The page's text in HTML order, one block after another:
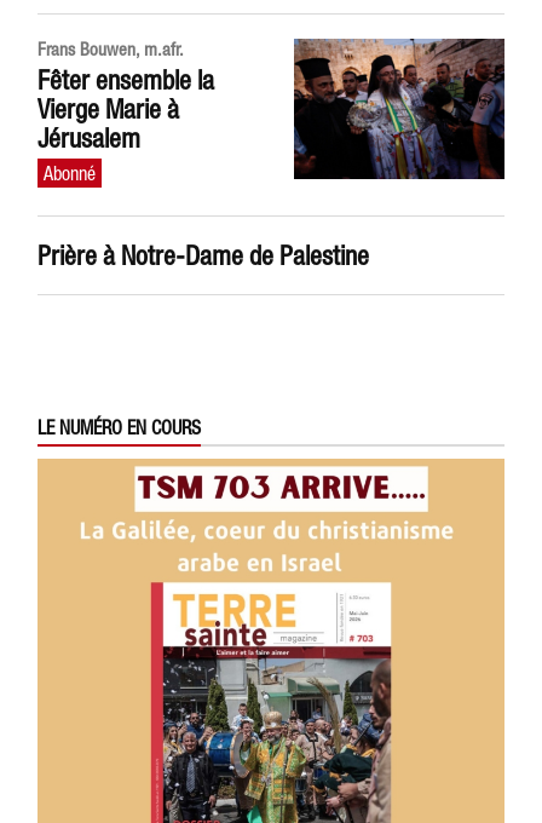
Frans Bouwen, m.afr.
Fêter ensemble la
Vierge Marie à
Jérusalem
Prière à Notre-Dame de Palestine
LE NUMÉRO EN COURS